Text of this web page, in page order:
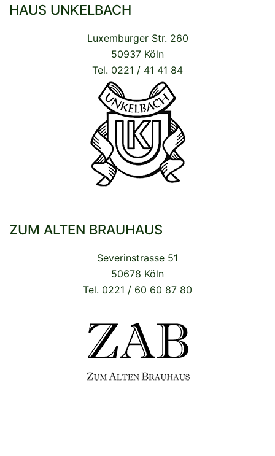
HAUS UNKELBACH
Luxemburger Str. 260
50937 Köln
Tel. 0221 / 41 41 84
ZUM ALTEN BRAUHAUS
Severinstrasse 51
50678 Köln
Tel. 0221 / 60 60 87 80